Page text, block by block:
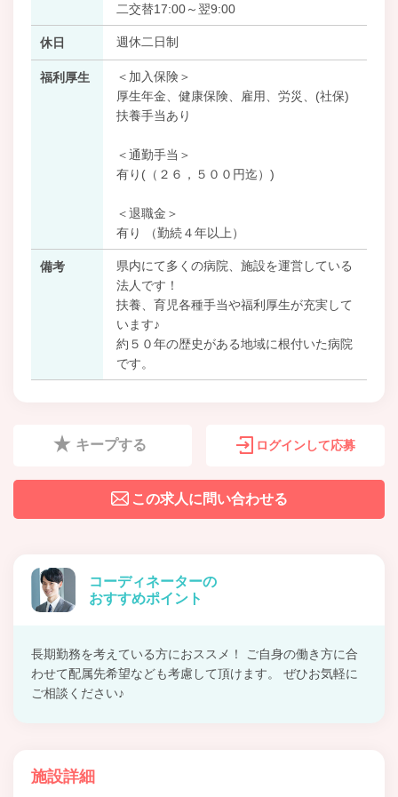
二交替17:00～翌9:00
休日 週休二日制
福利厚生
＜加入保険＞
厚生年金、健康保険、雇用、労災、(社保)
扶養手当あり
＜通勤手当＞
有り(（２６，５００円迄）)
＜退職金＞
有り （勤続４年以上）
備考
県内にて多くの病院、施設を運営している
法人です！
扶養、育児各種手当や福利厚生が充実して
います♪
約５０年の歴史がある地域に根付いた病院
です。
キープする ログインして応募
この求人に問い合わせる
コーディネーターの
おすすめポイント
長期勤務を考えている方におススメ！ ご自身の働き方に合
わせて配属先希望なども考慮して頂けます。 ぜひお気軽に
ご相談ください♪
施設詳細